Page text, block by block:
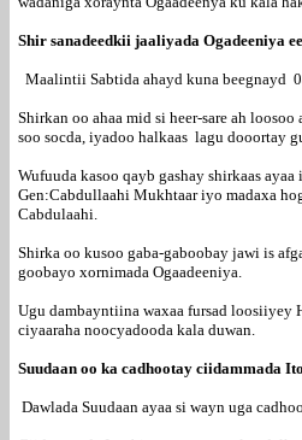
Shir sanadeedkii jaaliyada Ogadeeniya
Maalintii Sabtida ahayd kuna beegnayd
Shirkan oo ahaa mid si heer-sare ah
soo socda, iyadoo halkaas lagu dooortay
Wufuuda kasoo qayb gashay shirkaas
Gen:Cabdullaahi Mukhtaar iyo madaxa
Cabdulaahi.
Shirka oo kusoo gaba-gaboobay jawi is
goobayo xornimada Ogaadeeniya.
Ugu dambayntiina waxaa fursad loosiiyey
ciyaaraha noocyadooda kala duwan.
Suudaan oo ka cadhootay ciidammada
Dawlada Suudaan ayaa si wayn uga